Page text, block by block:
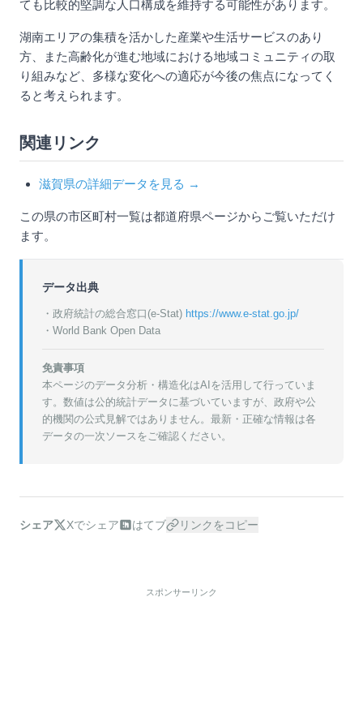
ても比較的堅調な人口構成を維持する可能性があります。
湖南エリアの集積を活かした産業や生活サービスのあり
方、また高齢化が進む地域における地域コミュニティの取
り組みなど、多様な変化への適応が今後の焦点になってく
ると考えられます。
関連リンク
滋賀県の詳細データを見る →
この県の市区町村一覧は都道府県ページからご覧いただけ
ます。
データ出典
・政府統計の総合窓口(e-Stat) https://www.e-stat.go.jp/
・World Bank Open Data
免責事項
本ページのデータ分析・構造化はAIを活用して行っていま
す。数値は公的統計データに基づいていますが、政府や公
的機関の公式見解ではありません。最新・正確な情報は各
データの一次ソースをご確認ください。
シェア Xでシェア はてブ リンクをコピー
スポンサーリンク